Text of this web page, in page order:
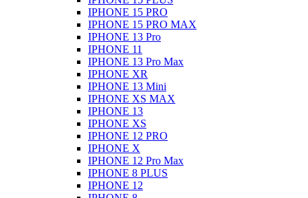
IPHONE 15 PRO
IPHONE 15 PRO MAX
IPHONE 13 Pro
IPHONE 11
IPHONE 13 Pro Max
IPHONE XR
IPHONE 13 Mini
IPHONE XS MAX
IPHONE 13
IPHONE XS
IPHONE 12 PRO
IPHONE X
IPHONE 12 Pro Max
IPHONE 8 PLUS
IPHONE 12